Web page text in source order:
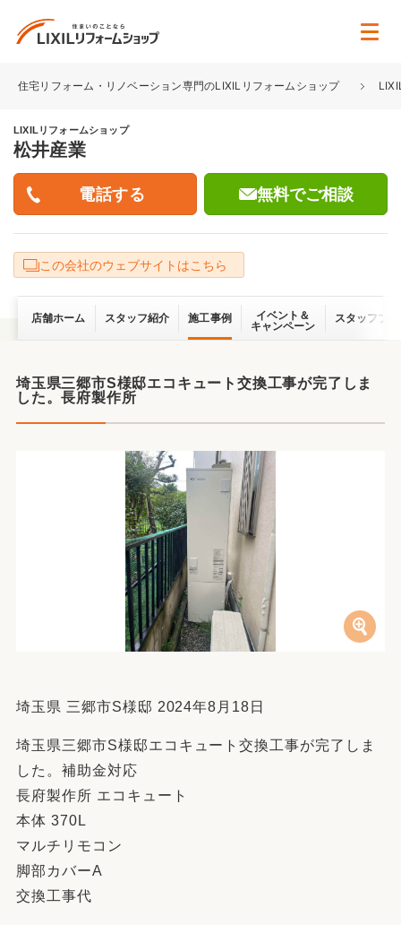
住宅リフォーム・リノベーション専門のLIXILリフォームショップ
LIXILリフォームショップ
松井産業
無料でご相談
この会社のウェブサイトはこちら
店舗ホーム スタッフ紹介 施工事例
イベント＆
キャンペーン
スタッフブ
埼玉県三郷市S様邸エコキュート交換工事が完了しま
した。長府製作所
埼玉県 三郷市S様邸 2024年8月18日
埼玉県三郷市S様邸エコキュート交換工事が完了しま
した。補助金対応
長府製作所 エコキュート
本体 370L
マルチリモコン
脚部カバーA
交換工事代